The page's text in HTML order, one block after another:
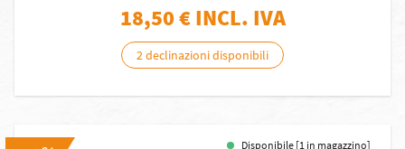
18,50€ INCL. IVA
2 declinazioni disponibili
Disponibile [1 in magazzino]